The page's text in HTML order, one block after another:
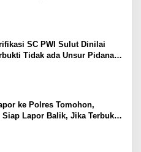
SC PWI Sulut Dinilai
Tidak ada Unsur Pidana
ke Polres Tomohon,
Lapor Balik, Jika Terbukti